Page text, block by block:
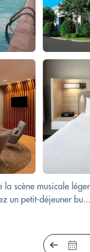
la scène musicale
un petit-déjeuner bu...